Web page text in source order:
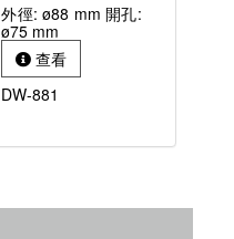
外徑: ø88 mm 開孔:
ø75 mm
查看
DW-881